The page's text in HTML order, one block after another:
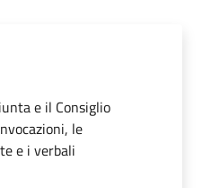
e il Consiglio
le
e i verbali